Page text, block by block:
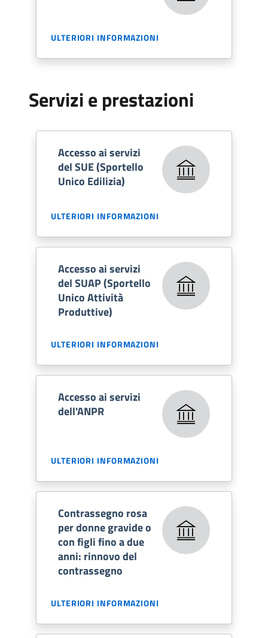
ULTERIORI INFORMAZIONI
Servizi e prestazioni
Accesso ai servizi
del SUE (Sportello
Unico Edilizia)
ULTERIORI INFORMAZIONI
Accesso ai servizi
del SUAP (Sportello
Unico Attività
Produttive)
ULTERIORI INFORMAZIONI
Accesso ai servizi
dell'ANPR
ULTERIORI INFORMAZIONI
Contrassegno rosa
per donne gravide o
con figli fino a due
anni: rinnovo del
contrassegno
ULTERIORI INFORMAZIONI